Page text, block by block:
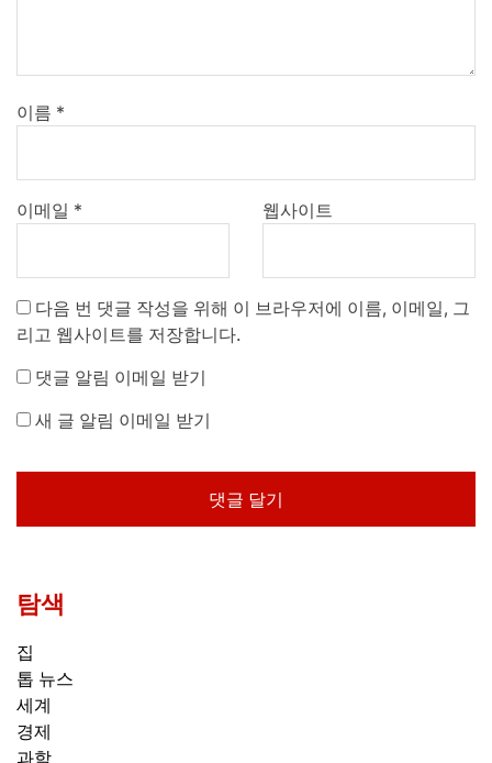
이름 *
이메일 * 웹사이트
다음 번 댓글 작성을 위해 이 브라우저에 이름, 이메일, 그
리고 웹사이트를 저장합니다.
댓글 알림 이메일 받기
새 글 알림 이메일 받기
탐색
집
톱 뉴스
세계
경제
과학